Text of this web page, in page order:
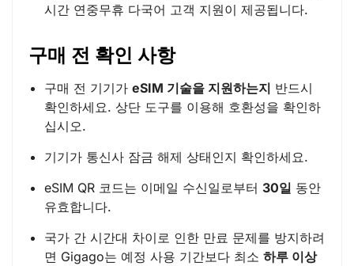
시간 연중무휴 다국어 고객 지원이 제공됩니다.
구매 전 확인 사항
구매 전 기기가 eSIM 기술을 지원하는지 반드시
확인하세요. 상단 도구를 이용해 호환성을 확인하
십시오.
기기가 통신사 잠금 해제 상태인지 확인하세요.
eSIM QR 코드는 이메일 수신일로부터 30일 동안
유효합니다.
국가 간 시간대 차이로 인한 만료 문제를 방지하려
면 Gigago는 예정 사용 기간보다 최소 하루 이상